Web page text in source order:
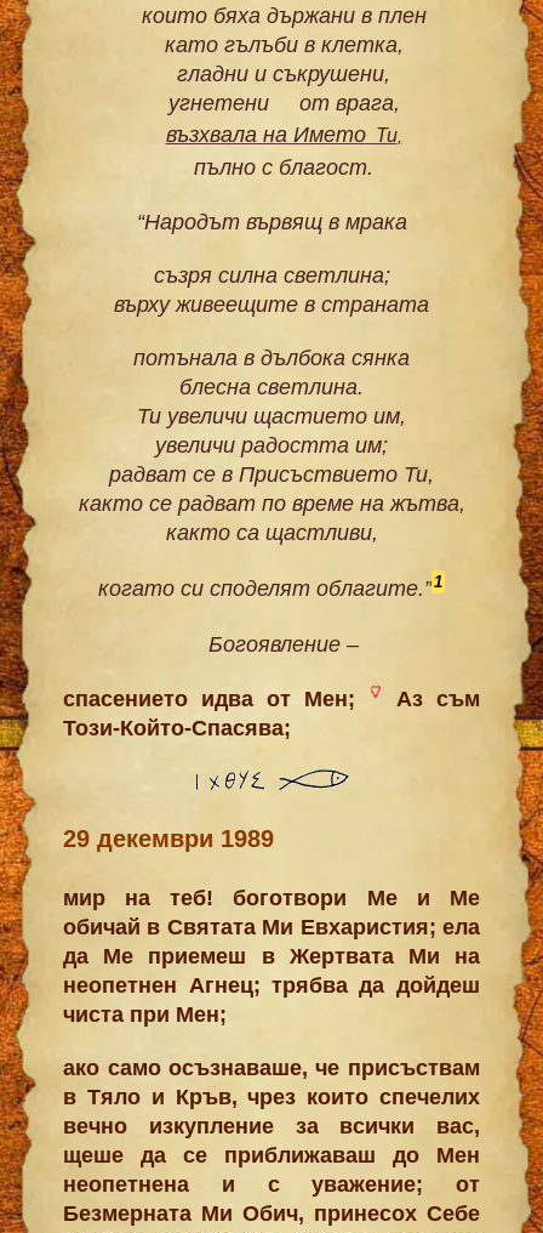
които бяха държани в плен
като гълъби в клетка,
гладни и съкрушени,
угнетени
от врага,
възхвала на ИметоТи,
пълно с благост.
“Народът вървящ в мрака
съзря силна светлина;
върху живеещите в страната
потънала в дълбока сянка
блесна светлина.
Ти увеличи щастието им,
увеличи радостта им;
радват се в Присъствието Ти,
както се радват по време на жътва,
както са щастливи,
когато си споделят облагите.”1
Богоявление –
спасението идва от Мен;
Аз съм
Този-Който-Спасява;
29 декември 1989
мир на теб! боготвори Ме и Ме
обичай в Святата Ми Евхаристия; ела
да Ме приемеш в Жертвата Ми на
неопетнен Агнец; трябва да дойдеш
чиста при Мен;
ако само осъзнаваше, че присъствам
в Тяло и Кръв, чрез които спечелих
вечно изкупление за всички вас,
щеше да се приближаваш до Мен
неопетнена и с уважение; от
Безмерната Ми Обич, принесох Себе